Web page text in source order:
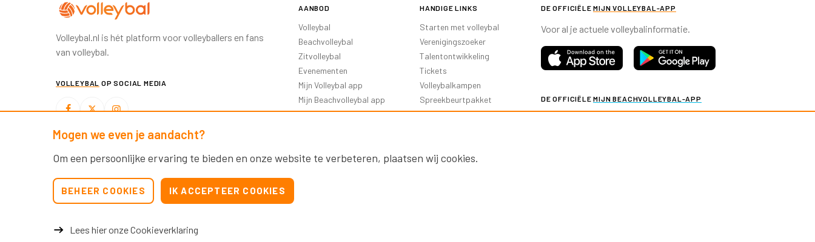
Volleybal.nl is hét platform voor volleyballers en fans
van volleybal.
VOLLEYBAL OP SOCIAL MEDIA
AANBOD
Volleybal
Beachvolleybal
Zitvolleybal
Evenementen
Mijn Volleybal app
Mijn Beachvolleybal app
HANDIGE LINKS
Starten met volleybal
Verenigingszoeker
Talentontwikkeling
Tickets
Volleybalkampen
Spreekbeurtpakket
Oranje Ambassadeurs
DE OFFICIËLEMIJN VOLLEYBAL-APP
Voor al je actuele volleybalinformatie.
DE OFFICIËLEMIJN BEACHVOLLEYBAL-APP
Mogen we even je aandacht?
Om een persoonlijke ervaring te bieden en onze website te verbeteren, plaatsen wij cookies.
BEHEER COOKIES IK ACCEPTEER COOKIES
Lees hier onze Cookieverklaring